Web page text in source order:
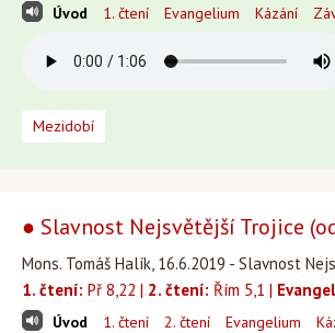
Úvod 1. čtení Evangelium Kázání
Mezidobí
● Slavnost Nejsvětější Trojice
Mons. Tomáš Halík, 16.6.2019 - Slavnost
1. čtení: Př 8,22 | 2. čtení: Řím 5,1 |
Úvod 1. čtení 2. čtení Evangelium